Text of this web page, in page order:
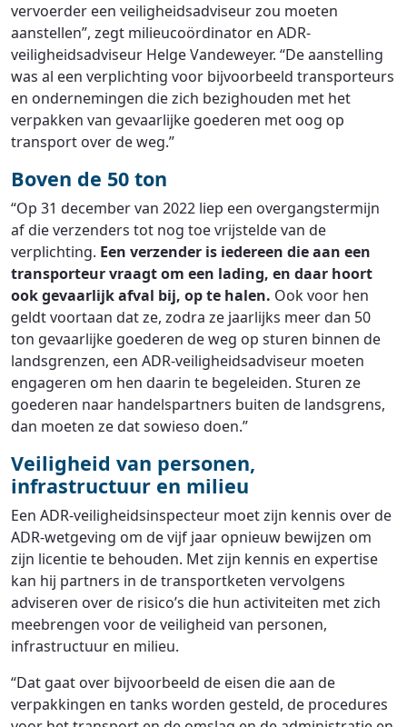
vervoerder een veiligheidsadviseur zou moeten
aanstellen”, zegt milieucoördinator en ADR-
veiligheidsadviseur Helge Vandeweyer. “De aanstelling
was al een verplichting voor bijvoorbeeld transporteurs
en ondernemingen die zich bezighouden met het
verpakken van gevaarlijke goederen met oog op
transport over de weg.”
Boven de 50 ton
“Op 31 december van 2022 liep een overgangstermijn
af die verzenders tot nog toe vrijstelde van de
verplichting. Een verzender is iedereen die aan een
transporteur vraagt om een lading, en daar hoort
ook gevaarlijk afval bij, op te halen. Ook voor hen
geldt voortaan dat ze, zodra ze jaarlijks meer dan 50
ton gevaarlijke goederen de weg op sturen binnen de
landsgrenzen, een ADR-veiligheidsadviseur moeten
engageren om hen daarin te begeleiden. Sturen ze
goederen naar handelspartners buiten de landsgrens,
dan moeten ze dat sowieso doen.”
Veiligheid van personen,
infrastructuur en milieu
Een ADR-veiligheidsinspecteur moet zijn kennis over de
ADR-wetgeving om de vijf jaar opnieuw bewijzen om
zijn licentie te behouden. Met zijn kennis en expertise
kan hij partners in de transportketen vervolgens
adviseren over de risico’s die hun activiteiten met zich
meebrengen voor de veiligheid van personen,
infrastructuur en milieu.
“Dat gaat over bijvoorbeeld de eisen die aan de
verpakkingen en tanks worden gesteld, de procedures